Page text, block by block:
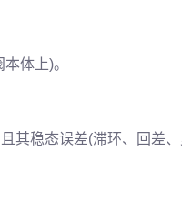
体上)。
其稳态误差(滞环、回差